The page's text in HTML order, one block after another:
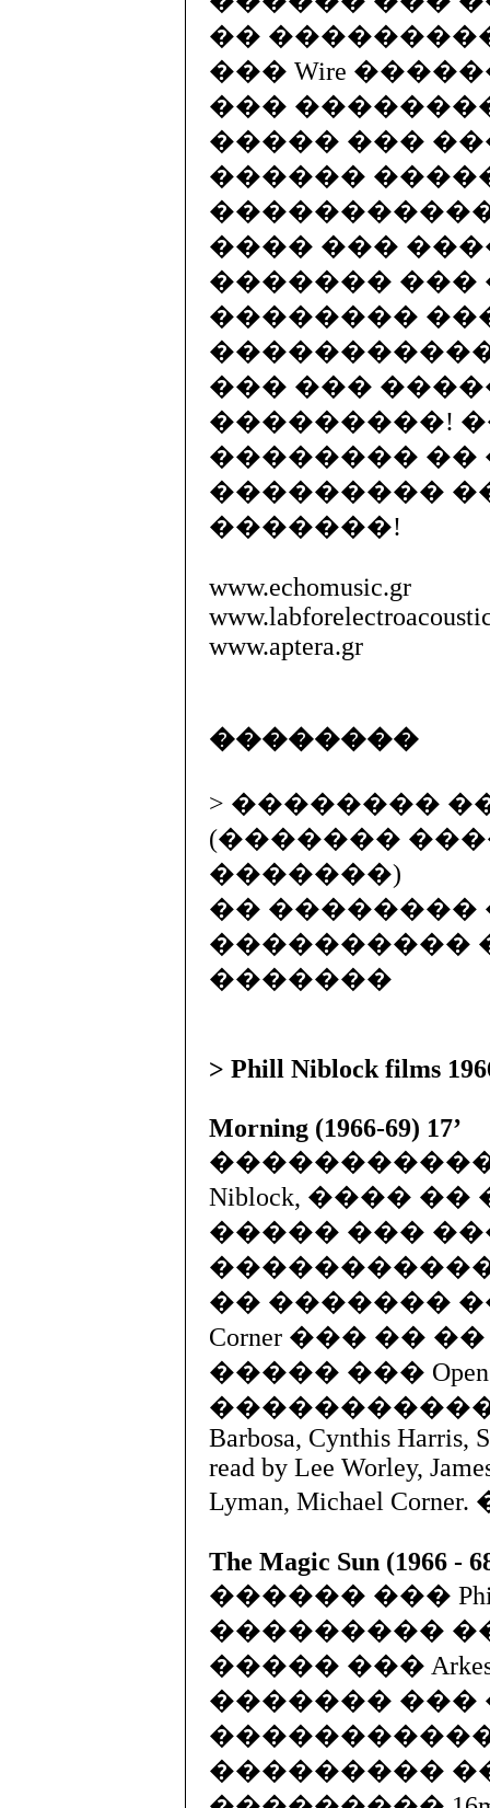
��
��� Wire
���
����� ���
������
���� ���
������� ���
��������
��� ���
���������!
�������� ��
���������
�������!
www.echomusic.gr
www.aptera.gr
��������
> ��������
(�������
�������)
�� ��������
����������
�������
> Phill Niblock films
Morning (1966-69) 17’
Niblock, ����
����� ��� ���
������������
�� ������� ���
Corner ��� ��
����� ��� Open
������������
Barbosa, Cynthis Harris,
read by Lee Worley,
Lyman, Michael
The Magic Sun (1966 -
������ ���
���������
����� ���
������� ���
���������